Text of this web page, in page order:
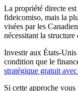
La propriété directe
fideicomiso, mais la
visées par les
nécessitant la structure
Investir aux États-
condition que le
stratégique gratuit
Si cette approche vous